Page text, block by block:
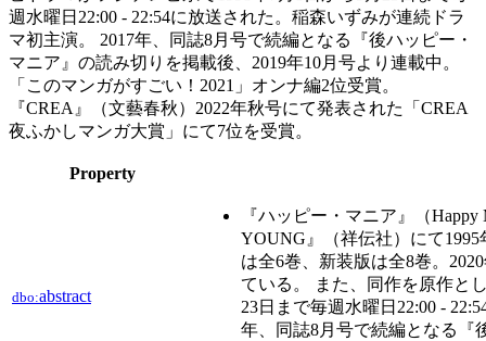
週水曜日22:00 - 22:54に放送された。稲森いずみが連続ドラ
マ初主演。 2017年、同誌8月号で続編となる『後ハッピー・
マニア』の読み切りを掲載後、2019年10月号より連載中。
「このマンガがすごい！2021」オンナ編2位受賞。
『CREA』（文藝春秋）2022年秋号にて発表された「CREA
夜ふかしマンガ大賞」にて7位を受賞。
Property
dbo:abstract
『ハッピー・マニア』（
YOUNG』（祥伝社）にて
は全6巻、新装版は全8巻。
ている。 また、同作を原作と
23日まで毎週水曜日22:00 -
年、同誌8月号で続編となる『